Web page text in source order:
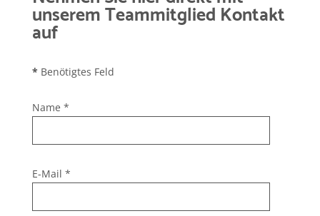
unserem Teammitglied Kontakt
auf
* Benötigtes Feld
Name *
E-Mail *